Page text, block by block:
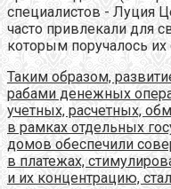
специалистов - Луция
часто привлекали для
которым поручалось
Таким образом,
рабами денежных
учетных, расчетных,
в рамках отдельных
домов обеспечили
в платежах,
и их концентрацию,